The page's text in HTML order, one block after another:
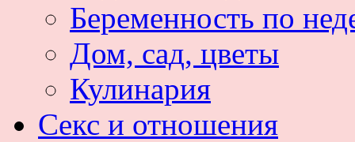
Беременность по
Дом, сад, цветы
Кулинария
Секс и отношения